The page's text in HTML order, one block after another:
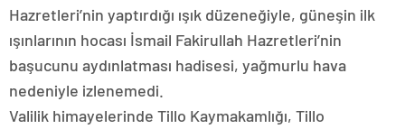
Hazretleri’nin yaptırdığı ışık düzeneğiyle, güneşin ilk
ışınlarının hocası İsmail Fakirullah Hazretleri’nin
başucunu aydınlatması hadisesi, yağmurlu hava
nedeniyle izlenemedi.
Valilik himayelerinde Tillo Kaymakamlığı, Tillo